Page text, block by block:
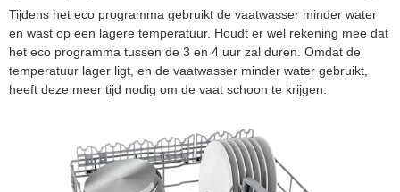
Tijdens het eco programma gebruikt de vaatwasser minder water
en wast op een lagere temperatuur. Houdt er wel rekening mee dat
het eco programma tussen de 3 en 4 uur zal duren. Omdat de
temperatuur lager ligt, en de vaatwasser minder water gebruikt,
heeft deze meer tijd nodig om de vaat schoon te krijgen.